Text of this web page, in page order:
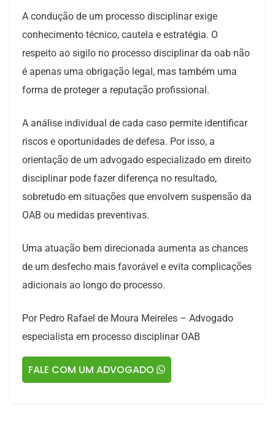
A condução de um processo disciplinar exige
conhecimento técnico, cautela e estratégia. O
respeito ao sigilo no processo disciplinar da oab não
é apenas uma obrigação legal, mas também uma
forma de proteger a reputação profissional.
A análise individual de cada caso permite identificar
riscos e oportunidades de defesa. Por isso, a
orientação de um advogado especializado em direito
disciplinar pode fazer diferença no resultado,
sobretudo em situações que envolvem suspensão da
OAB ou medidas preventivas.
Uma atuação bem direcionada aumenta as chances
de um desfecho mais favorável e evita complicações
adicionais ao longo do processo.
Por Pedro Rafael de Moura Meireles – Advogado
especialista em processo disciplinar OAB
FALE COM UM ADVOGADO